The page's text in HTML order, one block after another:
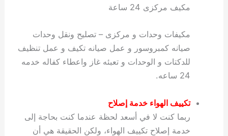
مكيف مركزى 24 ساعة
مكيفات وحدات و مركزى – تصليح ونقل وحدات
صيانه كمبروسور و عمل صيانه تكيف و عمل تنظيف
للدكتات و الوحدات و تعبئه غاز واعطاء كفاله خدمه
24 ساعه.
تكييف الهواءخدمةإصلاح
ربما كنت لا في أسعد لحظة عندما كنت بحاجة إلى
خدمة إصلاح تكييف الهواء، ولكن الحقيقة هي أن